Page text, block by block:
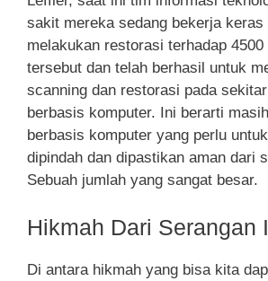
sakit mereka sedang bekerja keras
melakukan restorasi terhadap
tersebut dan telah berhasil untuk
scanning dan restorasi pada
berbasis komputer. Ini berarti
berbasis komputer yang perlu
dipindah dan dipastikan aman dari
Sebuah jumlah yang sangat besar.
Hikmah Dari Serangan
Di antara hikmah yang bisa kita